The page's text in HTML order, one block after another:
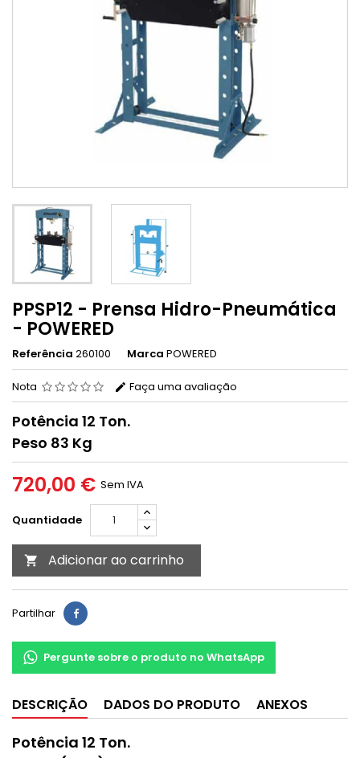
PPSP12 - Prensa Hidro-Pneumática
- POWERED
Referência 260100 Marca POWERED
Nota Faça uma avaliação
Potência 12 Ton.
Peso 83 Kg
720,00 € Sem IVA
Quantidade
 Adicionar ao carrinho
Partilhar
Pergunte sobre o produto no WhatsApp
DESCRIÇÃO DADOS DO PRODUTO ANEXOS
Potência 12 Ton.